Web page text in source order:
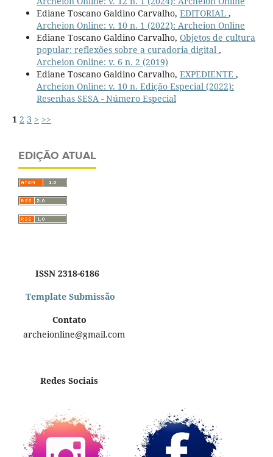
Ediane Toscano Galdino Carvalho, EDITORIAL ,
Archeion Online: v. 10 n. 1 (2022): Archeion Online
Ediane Toscano Galdino Carvalho, Objetos de cultura
popular: reflexões sobre a curadoria digital ,
Archeion Online: v. 6 n. 2 (2019)
Ediane Toscano Galdino Carvalho, EXPEDIENTE ,
Archeion Online: v. 10 n. Edição Especial (2022):
Resenhas SESA - Número Especial
1 2 3 > >>
EDIÇÃO ATUAL
ISSN 2318-6186
Template Submissão
Contato
archeionline@gmail.com
Redes Sociais